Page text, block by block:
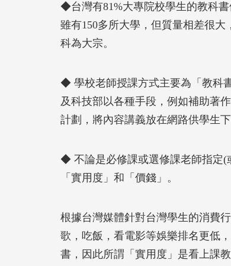
◆台灣有81%大專院校學生的教科
雖有150多所大學，但質量相差很
科為大宗。
◆ 學校老師授課方式主要為「教科
及科技部以各種手段，例如補助著
計劃，將內容講義放在網路供學生
◆ 不論是必修課或選修課老師指定(
「實用度」和「價錢」。
根據台灣媒體針對台灣學生的消費
歌，吃飯，看電影等娛樂排名更低
書，因此所謂「實用度」是看上課